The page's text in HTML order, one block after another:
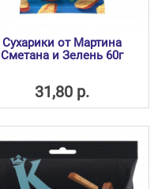
Сухарики от Мартина
Сметана и Зелень 60г
31,80 р.